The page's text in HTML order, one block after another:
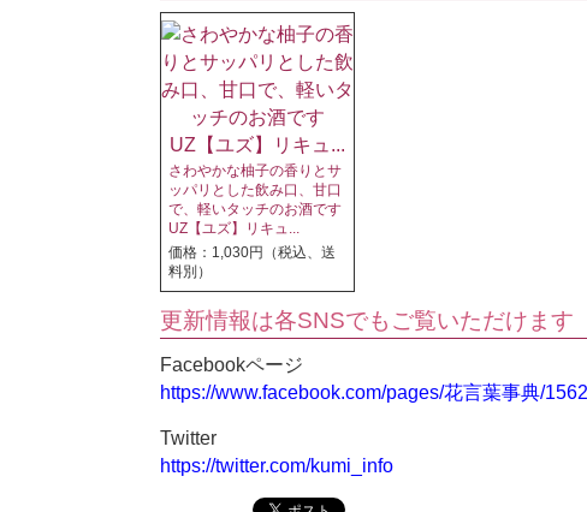
さわやかな柚子の香りとサ
ッパリとした飲み口、甘口
で、軽いタッチのお酒です
UZ【ユズ】リキュ...
価格：1,030円（税込、送
料別）
更新情報は各SNSでもご覧いただけます
Facebookページ
https://www.facebook.com/pages/花言葉事典/
Twitter
https://twitter.com/kumi_info